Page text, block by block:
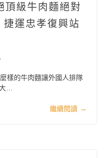
級牛肉麵絕對
運忠孝復興站
樣的牛肉麵讓外國人排隊
…
繼續閱讀 →